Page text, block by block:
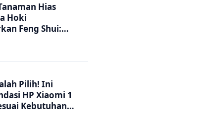
Hias
Hoki
Feng Shui:
dan Rezeki
Pilih! Ini
HP Xiaomi 1
Kebutuhan